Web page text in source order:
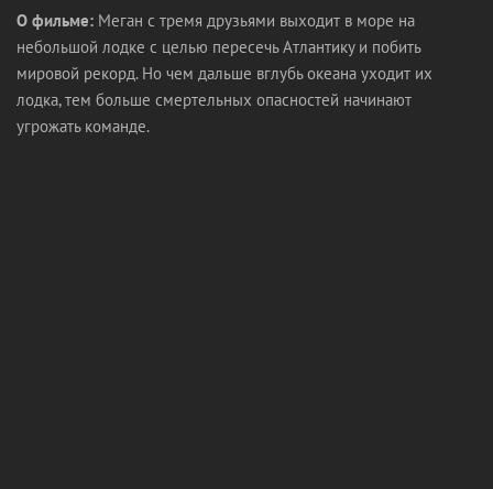
О фильме: Меган с тремя друзьями выходит в море на
небольшой лодке с целью пересечь Атлантику и побить
мировой рекорд. Но чем дальше вглубь океана уходит их
лодка, тем больше смертельных опасностей начинают
угрожать команде.